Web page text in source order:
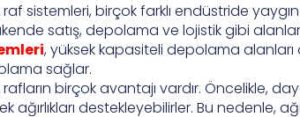
raf sistemleri, birçok farklı endüstride yaygın
satış, depolama ve lojistik gibi
, yüksek kapasiteli depolama
sağlar.
rafların birçok avantajı vardır. Öncelikle,
ağırlıkları destekleyebilirler. Bu nedenle,